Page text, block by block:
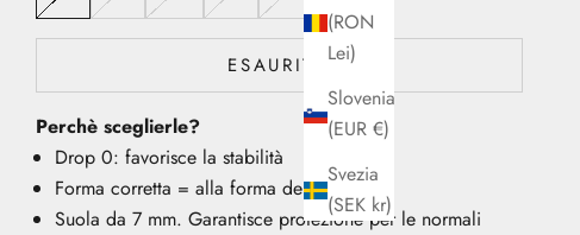
(RON
Lei)
Slovenia
(EUR €)
Svezia
(SEK kr)
ESAURITO
Perchè sceglierle?
Drop 0: favorisce la stabilità
Forma corretta = alla forma del piede
Suola da 7 mm. Garantisce protezione per le normali